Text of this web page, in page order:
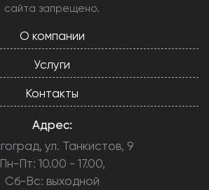
сайта запрещено.
О компании
Услуги
Контакты
Адрес:
ул. Танкистов, 9
Пн-Пт: 10.00 - 17.00,
Сб-Вс: выходной